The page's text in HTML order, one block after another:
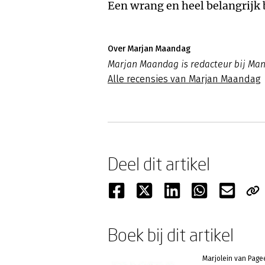
Een wrang en heel belangrijk
Over Marjan Maandag
Marjan Maandag is redacteur bij
Alle recensies van Marjan Maandag
Deel dit artikel
Boek bij dit artikel
Marjolein van